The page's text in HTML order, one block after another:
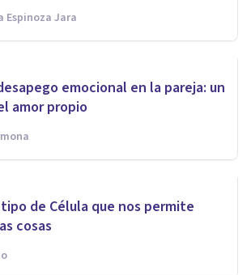
Espinoza Jara
emocional en la pareja: un
amor propio
de Célula que nos permite
cosas